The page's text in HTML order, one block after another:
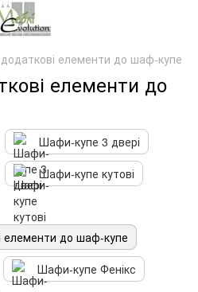
елементи до шаф-купе
елементи до
Шафи-купе 3 двері
Шафи-купе кутові
елементи до шаф-купе
Шафи-купе Фенікс